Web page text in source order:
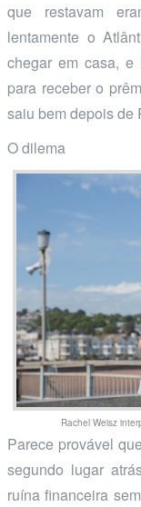
que restavam
lentamente o
chegar em casa, e
para receber o
saiu bem depois de
O dilema
Rachel Weisz
Parece provável
segundo lugar
ruína financeira